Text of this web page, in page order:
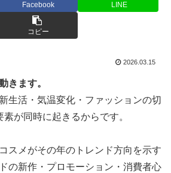
Facebook LINE
コピー
2026.03.15
きます。
生活・気温変化・ファッションの切
が同時に起きるからです。
スメがその年のトレンド方向を示す
の新作・プロモーション・消費者心